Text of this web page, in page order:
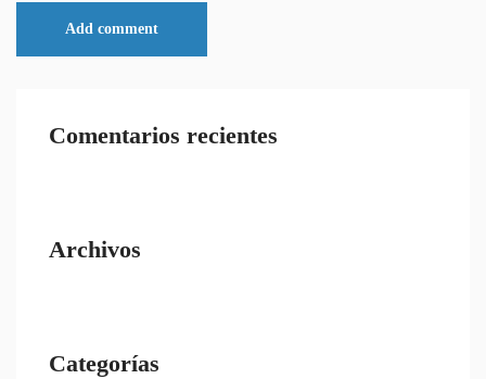
Comentarios recientes
Archivos
Categorías